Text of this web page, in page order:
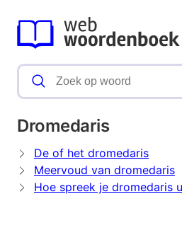
Dromedaris
De of het dromedaris
Meervoud van dromedaris
Hoe spreek je dromedaris